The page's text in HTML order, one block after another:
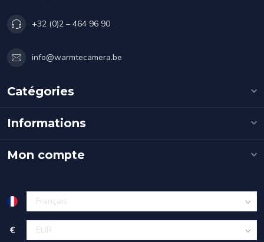
+32 (0)2 – 464 96 90
info@warmtecamera.be
Catégories
Informations
Mon compte
€